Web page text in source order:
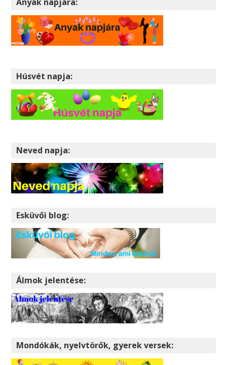
Húsvét napja:
Neved napja:
Esküvői blog:
Álmok jelentése:
Mondókák, nyelvtörők, gyerek versek: